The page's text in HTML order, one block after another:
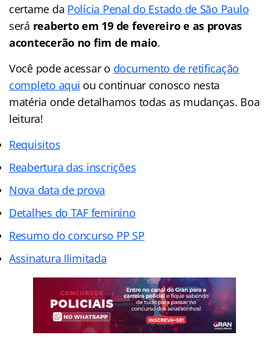
certame da Polícia Penal do Estado de São Paulo
será reaberto em 19 de fevereiro e as provas
acontecerão no fim de maio.
Você pode acessar o documento de retificação
completo aqui ou continuar conosco nesta
matéria onde detalhamos todas as mudanças. Boa
leitura!
Requisitos
Reabertura das inscrições
Nova data de prova
Detalhes do TAF feminino
Resumo do concurso PP SP
Assinatura Ilimitada